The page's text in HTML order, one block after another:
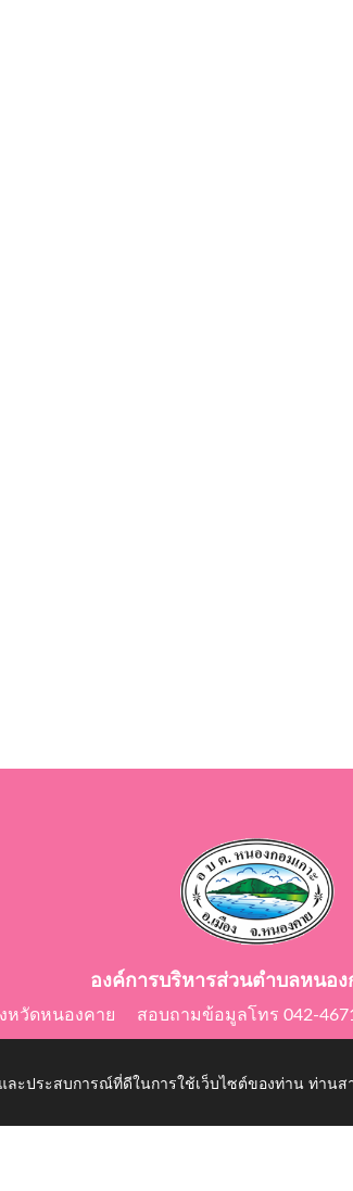
องค์การบริหารส่วนตำบลหนอง
งหวัดหนองคาย สอบถามข้อมูลโทร 042-
ะประสบการณ์ที่ดีในการใช้เว็บไซต์ของท่าน ท่านส